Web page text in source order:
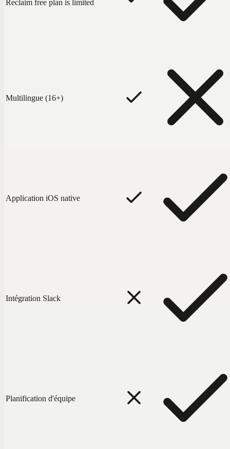
Reclaim free plan is limited
Multilingue (16+)
Application iOS native
Intégration Slack
Planification d'équipe